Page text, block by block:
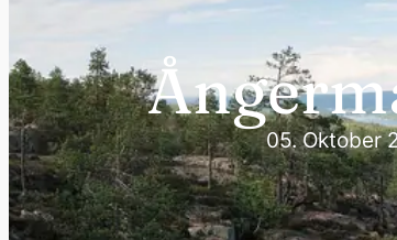
05. Oktober